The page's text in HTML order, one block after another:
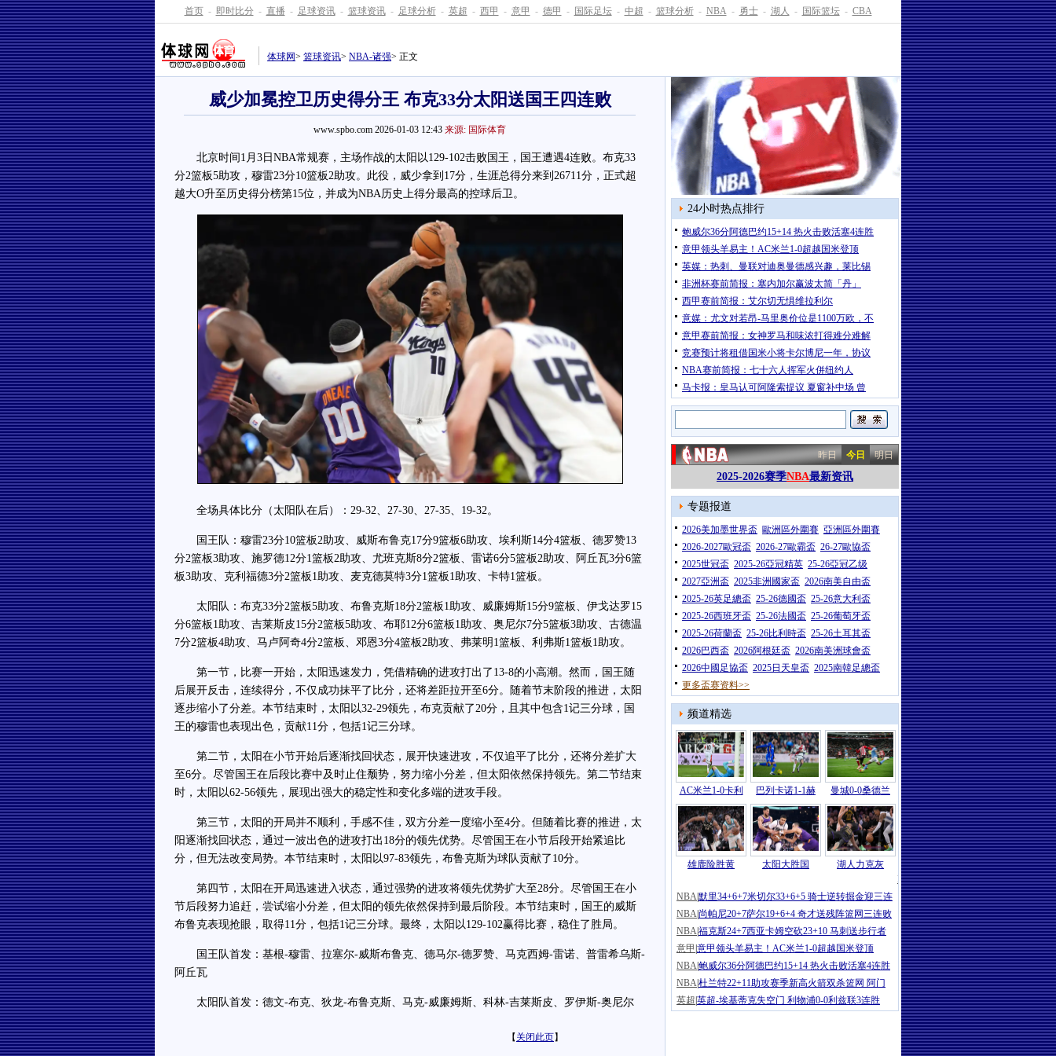
首页 - 即时比分 - 直播 - 足球资讯 - 篮球资讯 - 足球分析 - 英超 - 西甲 - 意甲 - 德甲 - 国际足坛 - 中超 - 篮球分析 - NBA - 勇士 - 湖人 - 国际篮坛 - CBA
体球网> 篮球资讯> NBA-诸强> 正文
威少加冕控卫历史得分王 布克33分太阳送国王四连败
www.spbo.com 2026-01-03 12:43 来源: 国际体育
北京时间1月3日NBA常规赛，主场作战的太阳以129-102击败国王，国王遭遇4连败。布克33
分2篮板5助攻，穆雷23分10篮板2助攻。此役，威少拿到17分，生涯总得分来到26711分，正式超
越大O升至历史得分榜第15位，并成为NBA历史上得分最高的控球后卫。
全场具体比分（太阳队在后）：29-32、27-30、27-35、19-32。
国王队：穆雷23分10篮板2助攻、威斯布鲁克17分9篮板6助攻、埃利斯14分4篮板、德罗赞13
分2篮板3助攻、施罗德12分1篮板2助攻、尤班克斯8分2篮板、雷诺6分5篮板2助攻、阿丘瓦3分6篮
板3助攻、克利福德3分2篮板1助攻、麦克德莫特3分1篮板1助攻、卡特1篮板。
太阳队：布克33分2篮板5助攻、布鲁克斯18分2篮板1助攻、威廉姆斯15分9篮板、伊戈达罗15
分6篮板1助攻、吉莱斯皮15分2篮板5助攻、布耶12分6篮板1助攻、奥尼尔7分5篮板3助攻、古德温
7分2篮板4助攻、马卢阿奇4分2篮板、邓恩3分4篮板2助攻、弗莱明1篮板、利弗斯1篮板1助攻。
第一节，比赛一开始，太阳迅速发力，凭借精确的进攻打出了13-8的小高潮。然而，国王随
后展开反击，连续得分，不仅成功抹平了比分，还将差距拉开至6分。随着节末阶段的推进，太阳
逐步缩小了分差。本节结束时，太阳以32-29领先，布克贡献了20分，且其中包含1记三分球，国
王的穆雷也表现出色，贡献11分，包括1记三分球。
第二节，太阳在小节开始后逐渐找回状态，展开快速进攻，不仅追平了比分，还将分差扩大
至6分。尽管国王在后段比赛中及时止住颓势，努力缩小分差，但太阳依然保持领先。第二节结束
时，太阳以62-56领先，展现出强大的稳定性和变化多端的进攻手段。
第三节，太阳的开局并不顺利，手感不佳，双方分差一度缩小至4分。但随着比赛的推进，太
阳逐渐找回状态，通过一波出色的进攻打出18分的领先优势。尽管国王在小节后段开始紧追比
分，但无法改变局势。本节结束时，太阳以97-83领先，布鲁克斯为球队贡献了10分。
第四节，太阳在开局迅速进入状态，通过强势的进攻将领先优势扩大至28分。尽管国王在小
节后段努力追赶，尝试缩小分差，但太阳的领先依然保持到最后阶段。本节结束时，国王的威斯
布鲁克表现抢眼，取得11分，包括1记三分球。最终，太阳以129-102赢得比赛，稳住了胜局。
国王队首发：基根-穆雷、拉塞尔-威斯布鲁克、德马尔-德罗赞、马克西姆-雷诺、普雷希乌斯-
阿丘瓦
太阳队首发：德文-布克、狄龙-布鲁克斯、马克-威廉姆斯、科林-吉莱斯皮、罗伊斯-奥尼尔
【 关闭此页】
24小时热点排行
鲍威尔36分阿德巴约15+14 热火击败活塞4连胜
意甲领头羊易主！AC米兰1-0超越国米登顶
英媒：热刺、曼联对迪奥曼德感兴趣，莱比锡
非洲杯赛前简报：塞内加尔赢波太简「丹」
西甲赛前简报：艾尔切无惧维拉利尔
意媒：尤文对若昂-马里奥价位是1100万欧，不
意甲赛前简报：女神罗马和味浓打得难分难解
竞赛预计将租借国米小将卡尔博尼一年，协议
NBA赛前简报：七十六人挥军火併纽约人
马卡报：皇马认可阿隆索提议 夏窗补中场 曾
昨日 今日 明日
2025-2026赛季NBA最新资讯
专题报道
2026美加墨世界盃 歐洲區外圍賽 亞洲區外圍賽
2026-2027歐冠盃 2026-27歐霸盃 26-27歐協盃
2025世冠盃 2025-26亞冠精英 25-26亞冠乙级
2027亞洲盃 2025非洲國家盃 2026南美自由盃
2025-26英足總盃 25-26德國盃 25-26意大利盃
2025-26西班牙盃 25-26法國盃 25-26葡萄牙盃
2025-26荷蘭盃 25-26比利時盃 25-26土耳其盃
2026巴西盃 2026阿根廷盃 2026南美洲球會盃
2026中國足協盃 2025日天皇盃 2025南韓足總盃
更多盃赛资料>>
频道精选
AC米兰1-0卡利 巴列卡诺1-1赫 曼城0-0桑德兰
雄鹿险胜黄 太阳大胜国
湖人力克灰
NBA |奥孔古23+9布伦森24分 约翰逊
NBA默里34+6+7米切尔33+6+5 骑士逆转掘金迎三连
NBA尚帕尼20+7萨尔19+6+4 奇才送残阵篮网三连败
NBA福克斯24+7西亚卡姆空砍23+10 马刺送步行者
意甲 意甲领头羊易主！AC米兰1-0超越国米登顶
NBA鲍威尔36分阿德巴约15+14 热火击败活塞4连胜
NBA杜兰特22+11助攻赛季新高火箭双杀篮网 阿门
英超 英超-埃基蒂克失空门 利物浦0-0利兹联3连胜